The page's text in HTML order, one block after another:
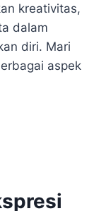
kreativitas,
dalam
diri. Mari
aspek